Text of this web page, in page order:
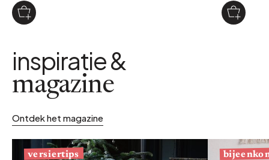
inspiratie &
magazine
Ontdek het magazine
versiertips